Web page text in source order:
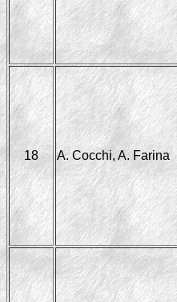
18 A. Cocchi, A. Farina